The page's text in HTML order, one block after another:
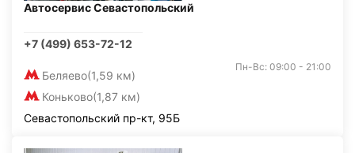
Автосервис Севастопольский
+7 (499) 653-72-12
Беляево(1,59 км)
Коньково(1,87 км)
Пн-Вс: 09:00 - 21:00
Севастопольский пр-кт, 95Б